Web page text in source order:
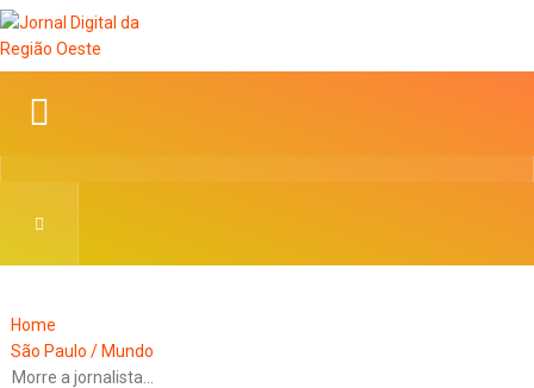
Home
São Paulo / Mundo
Morre a jornalista…